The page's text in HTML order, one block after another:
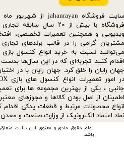
تمام حقوق مادی و معنوی این سایت متعلق
باشد.
فروشگاه با بیش از ۲۰
ویدیویی و همچنین تعمیرات تخصصی،
مشتریان گرامی را در قالب برندهای
می‌توانید نسبت به خرید انواع کنسول
اقدام کنید. تجربه‌ای که در این سال‌ها بدست
جهان رایان را خلق کرد. جهان رایان با در
جانبی ، یکی از بهترین مجموعه ها برای
اطمینان از اصل بودن کالاها و مجوزهای
انواع محصولات مرتبط و قطعات یدکی اقدام
نماد اعتماد الکترونیک از وزارت صنعت و